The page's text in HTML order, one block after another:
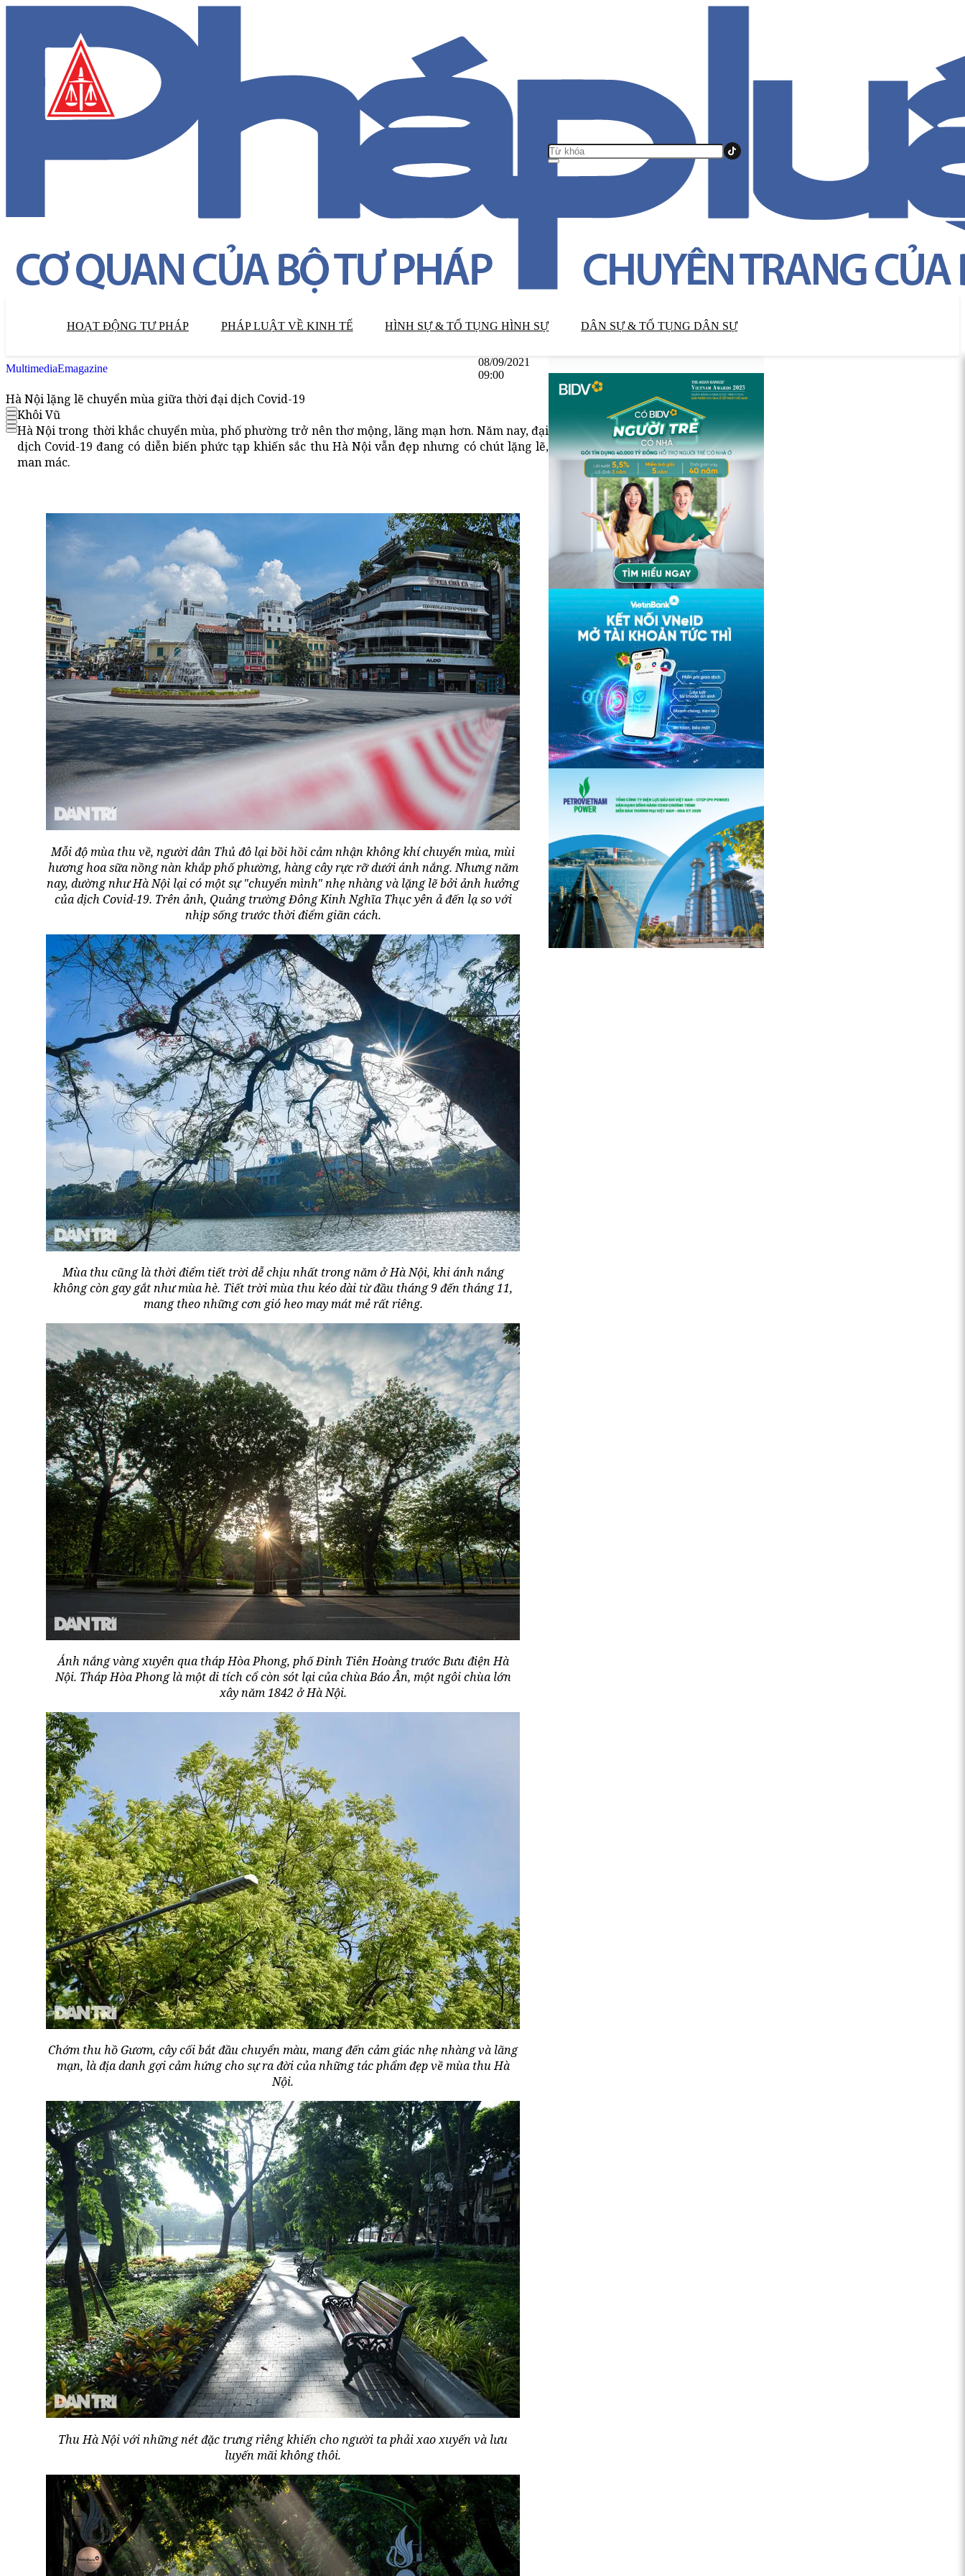
HOẠT ĐỘNG TƯ PHÁP PHÁP LUẬT VỀ KINH TẾ HÌNH SỰ & TỐ TỤNG HÌNH SỰ DÂN SỰ & TỐ TỤNG DÂN SỰ
MultimediaEmagazine
08/09/2021
09:00
Hà Nội lặng lẽ chuyển mùa giữa thời đại dịch Covid-19
Khôi Vũ
Hà Nội trong thời khắc chuyển mùa, phố phường trở nên thơ mộng, lãng mạn hơn. Năm nay, đại
dịch Covid-19 đang có diễn biến phức tạp khiến sắc thu Hà Nội vẫn đẹp nhưng có chút lặng lẽ,
man mác.
Mỗi độ mùa thu về, người dân Thủ đô lại bồi hồi cảm nhận không khí chuyển mùa, mùi
hương hoa sữa nồng nàn khắp phố phường, hàng cây rực rỡ dưới ánh nắng. Nhưng năm
nay, dường như Hà Nội lại có một sự "chuyển mình" nhẹ nhàng và lặng lẽ bởi ảnh hưởng
của dịch Covid-19. Trên ảnh, Quảng trường Đông Kinh Nghĩa Thục yên ả đến lạ so với
nhịp sống trước thời điểm giãn cách.
Mùa thu cũng là thời điểm tiết trời dễ chịu nhất trong năm ở Hà Nội, khi ánh nắng
không còn gay gắt như mùa hè. Tiết trời mùa thu kéo dài từ đầu tháng 9 đến tháng 11,
mang theo những cơn gió heo may mát mẻ rất riêng.
Ánh nắng vàng xuyên qua tháp Hòa Phong, phố Đinh Tiên Hoàng trước Bưu điện Hà
Nội. Tháp Hòa Phong là một di tích cổ còn sót lại của chùa Báo Ân, một ngôi chùa lớn
xây năm 1842 ở Hà Nội.
Chớm thu hồ Gươm, cây cối bắt đầu chuyển màu, mang đến cảm giác nhẹ nhàng và lãng
mạn, là địa danh gợi cảm hứng cho sự ra đời của những tác phẩm đẹp về mùa thu Hà
Nội.
Thu Hà Nội với những nét đặc trưng riêng khiến cho người ta phải xao xuyến và lưu
luyến mãi không thôi.